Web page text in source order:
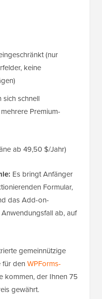
(nur
keine
schnell
Premium-
ab 49,50 $/Jahr)
Es bringt Anfänger
Formular,
das Add-on-
ab, auf
gemeinnützige
für den WPForms-
kommen, der Ihnen 75
gewährt.